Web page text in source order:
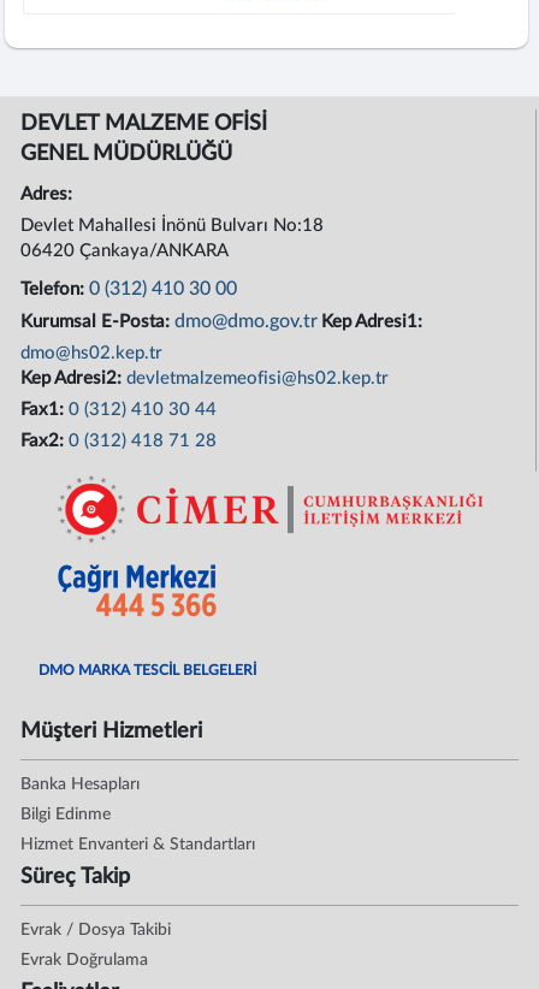
DEVLET MALZEME OFİSİ
GENEL MÜDÜRLÜĞÜ
Adres:
Devlet Mahallesi İnönü Bulvarı No:18
06420 Çankaya/ANKARA
Telefon:0 (312) 410 30 00
Kurumsal E-Posta:dmo@dmo.gov.tr Kep Adresi1:
dmo@hs02.kep.tr
Kep Adresi2:devletmalzemeofisi@hs02.kep.tr
Fax1:0 (312) 410 30 44
Fax2:0 (312) 418 71 28
DMO MARKA TESCİL BELGELERİ
Müşteri Hizmetleri
Banka Hesapları
Bilgi Edinme
Hizmet Envanteri & Standartları
Süreç Takip
Evrak / Dosya Takibi
Evrak Doğrulama